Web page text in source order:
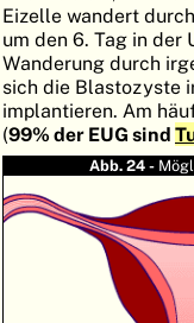
Eizelle wandert
um den 6. Tag in
Wanderung durch
sich die Blastozyste
implantieren. Am
(99% der EUG sind
Abb. 24 -